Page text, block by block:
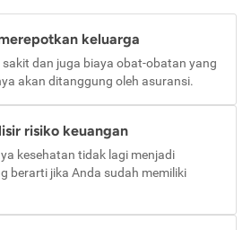
keluarga
sakit dan juga biaya obat-obatan yang
akan ditanggung oleh asuransi.
risiko keuangan
kesehatan tidak lagi menjadi
berarti jika Anda sudah memiliki